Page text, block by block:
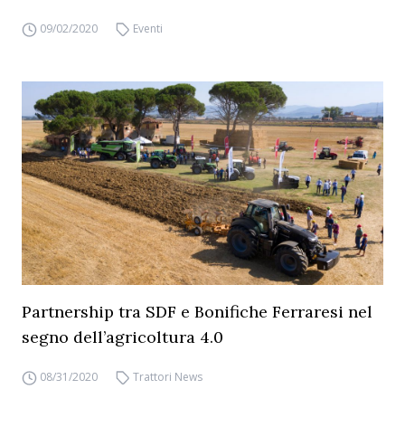
09/02/2020 Eventi
Partnership tra SDF e Bonifiche Ferraresi nel
segno dell’agricoltura 4.0
08/31/2020 Trattori News